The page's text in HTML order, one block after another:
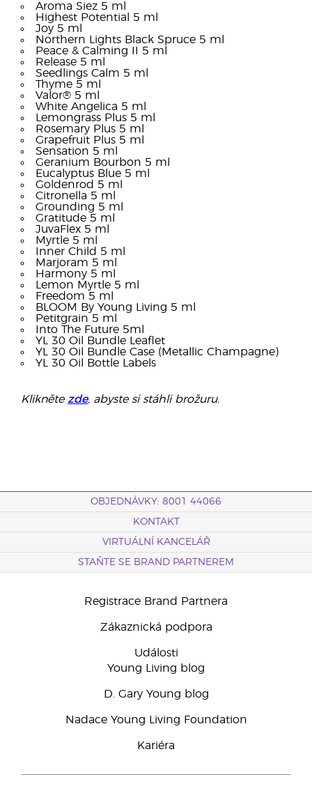
Aroma Siez 5 ml
Highest Potential 5 ml
Joy 5 ml
Northern Lights Black Spruce 5 ml
Peace & Calming II 5 ml
Release 5 ml
Seedlings Calm 5 ml
Thyme 5 ml
Valor® 5 ml
White Angelica 5 ml
Lemongrass Plus 5 ml
Rosemary Plus 5 ml
Grapefruit Plus 5 ml
Sensation 5 ml
Geranium Bourbon 5 ml
Eucalyptus Blue 5 ml
Goldenrod 5 ml
Citronella 5 ml
Grounding 5 ml
Gratitude 5 ml
JuvaFlex 5 ml
Myrtle 5 ml
Inner Child 5 ml
Marjoram 5 ml
Harmony 5 ml
Lemon Myrtle 5 ml
Freedom 5 ml
BLOOM By Young Living 5 ml
Petitgrain 5 ml
Into The Future 5ml
YL 30 Oil Bundle Leaflet
YL 30 Oil Bundle Case (Metallic Champagne)
YL 30 Oil Bottle Labels
Klikněte zde, abyste si stáhli brožuru.
OBJEDNÁVKY: 8001 44066
KONTAKT
VIRTUÁLNÍ KANCELÁŘ
STAŇTE SE BRAND PARTNEREM
Registrace Brand Partnera
Zákaznická podpora
Události
Young Living blog
D. Gary Young blog
Nadace Young Living Foundation
Kariéra